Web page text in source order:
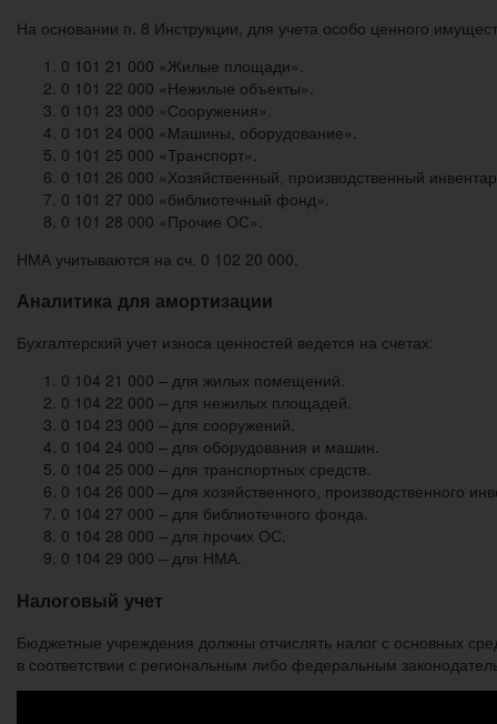
На основании п. 8 Инструкции, для учета особо ценного
0 101 21 000 «Жилые площади».
0 101 22 000 «Нежилые объекты».
0 101 23 000 «Сооружения».
0 101 24 000 «Машины, оборудование».
0 101 25 000 «Транспорт».
0 101 26 000 «Хозяйственный, производственный
0 101 27 000 «библиотечный фонд».
0 101 28 000 «Прочие ОС».
НМА учитываются на сч. 0 102 20 000.
Аналитика для амортизации
Бухгалтерский учет износа ценностей ведется на счетах:
0 104 21 000 – для жилых помещений.
0 104 22 000 – для нежилых площадей.
0 104 23 000 – для сооружений.
0 104 24 000 – для оборудования и машин.
0 104 25 000 – для транспортных средств.
0 104 26 000 – для хозяйственного, производственного
0 104 27 000 – для библиотечного фонда.
0 104 28 000 – для прочих ОС.
0 104 29 000 – для НМА.
Налоговый учет
Бюджетные учреждения должны отчислять налог с основных
в соответствии с региональным либо федеральным